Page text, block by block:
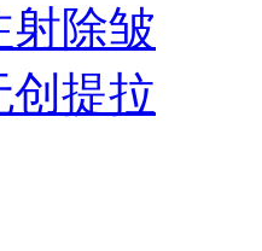
射除皱
创提拉